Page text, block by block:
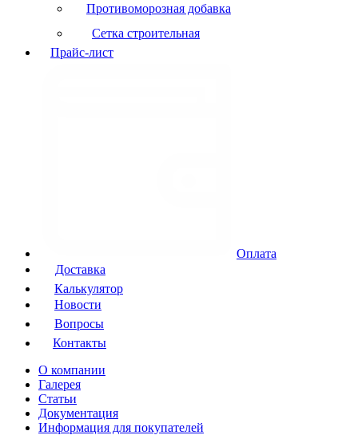
Противоморозная добавка
Сетка строительная
Прайс-лист
Оплата
Доставка
Калькулятор
Новости
Вопросы
Контакты
О компании
Галерея
Статьи
Документация
Информация для покупателей